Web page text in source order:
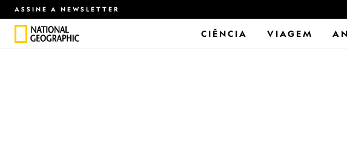
ASSINE A NEWSLETTER
CIÊNCIA VIAGEM